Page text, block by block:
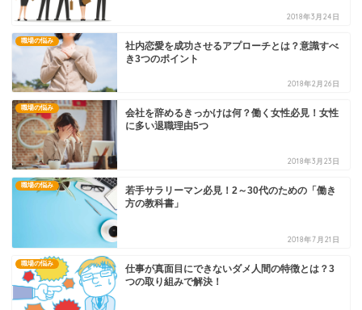
2018年3月24日
職場の悩み
社内恋愛を成功させるアプローチとは？意識すべ
き3つのポイント
2018年2月26日
職場の悩み
会社を辞めるきっかけは何？働く女性必見！女性
に多い退職理由5つ
2018年3月23日
職場の悩み
若手サラリーマン必見！2～30代のための「働き
方の教科書」
2018年7月21日
職場の悩み
仕事が真面目にできないダメ人間の特徴とは？3
つの取り組みで解決！